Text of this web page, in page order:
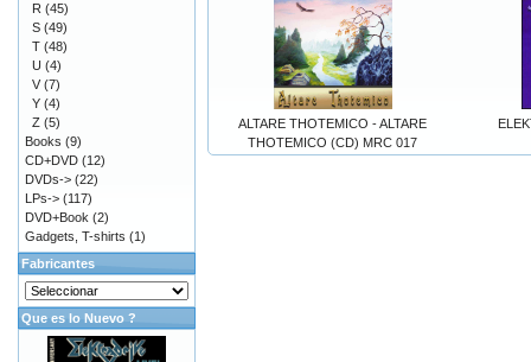
ALTARE THOTEMICO - ALTARE
THOTEMICO (CD) MRC 017
R (45)
S (49)
T (48)
U (4)
V (7)
Y (4)
Z (5)
Books (9)
CD+DVD (12)
DVDs-> (22)
LPs-> (117)
DVD+Book (2)
Gadgets, T-shirts (1)
Fabricantes
Que es lo Nuevo ?